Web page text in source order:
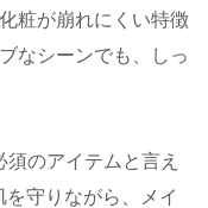
粧が崩れにくい特徴
なシーンでも、しっ
須のアイテムと言え
守りながら、メイ